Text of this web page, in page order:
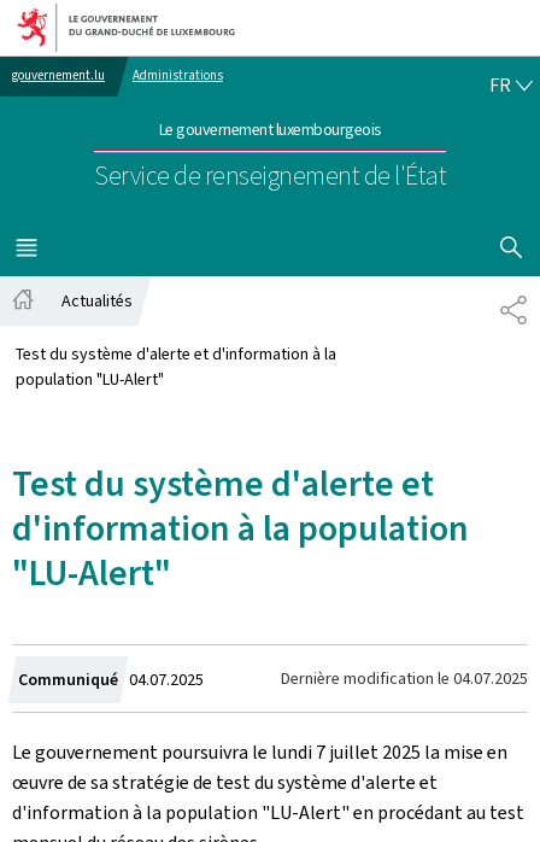
Aller au menu principal
Aller au contenu
gouvernement.lu Administrations
Le gouvernement luxembourgeois
Service de renseignement de l'État
FR
MENU
PRINCIPAL
Actualités
Test du système d'alerte et d'information à la
population "LU-Alert"
Test du système d'alerte et
d'information à la population
"LU-Alert"
Communiqué Crée
le
04.07.2025 Dernière modification le 04.07.2025
Le gouvernement poursuivra le lundi 7 juillet 2025 la mise en
œuvre de sa stratégie de test du système d'alerte et
d'information à la population "LU-Alert" en procédant au test